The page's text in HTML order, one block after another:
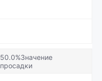
50.0%Значение
просадки